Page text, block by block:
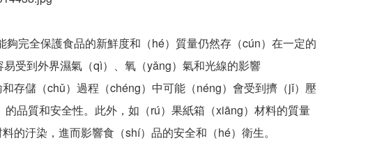
完全保護食品的新鮮度和（hé）質量仍然存（cún）在一定的
受到外界濕氣（qì）、氧（yǎng）氣和光線的影響
存儲（chǔ）過程（chéng）中可能（néng）會受到擠（jǐ）壓
品質和安全性。此外，如（rú）果紙箱（xiāng）材料的質量
的汙染，進而影響食（shí）品的安全和（hé）衛生。